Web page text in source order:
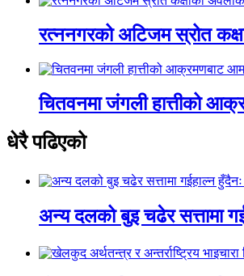
रत्ननगरको अटिजम स्रोत
चितवनमा जंगली हात्तीको
धेरै पढिएको
अन्य दलको बुइ चढेर सत्तामा